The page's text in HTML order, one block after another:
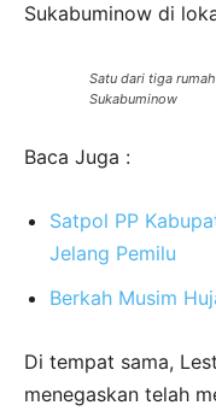
Sukabuminow di
Satu dari tiga
Sukabuminow
Baca Juga :
Satpol PP
Jelang Pemilu
Berkah Musim
Di tempat sama,
menegaskan telah